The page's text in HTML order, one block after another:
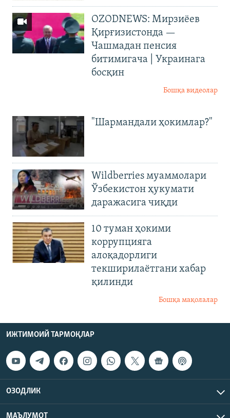
OZODNEWS: Мирзиёев
Қирғизистонда —
Чашмадан пенсия
битимигача | Украинага
босқин
Бошқа видеолар
"Шармандали ҳокимлар?"
Wildberries муаммолари
Ўзбекистон ҳукумати
даражасига чиқди
10 туман ҳокими
коррупцияга
алоқадорлиги
текширилаётгани хабар
қилинди
Бошқа мақолалар
ИЖТИМОИЙ ТАРМОҚЛАР
ОЗОДЛИК
МАЪЛУМОТ